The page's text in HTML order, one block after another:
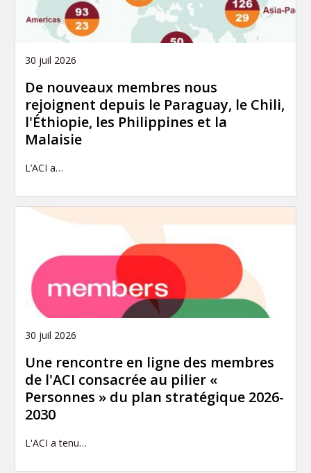
30 juil 2026
De nouveaux membres nous
rejoignent depuis le Paraguay, le Chili,
l'Éthiopie, les Philippines et la
Malaisie
L’ACI a…
30 juil 2026
Une rencontre en ligne des membres
de l'ACI consacrée au pilier «
Personnes » du plan stratégique 2026-
2030
L'ACI a tenu…